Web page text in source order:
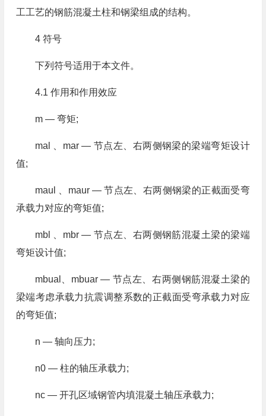
工工艺的钢筋混凝土柱和钢梁组成的结构。
4 符号
下列符号适用于本文件。
4.1 作用和作用效应
m — 弯矩;
mal 、mar — 节点左、右两侧钢梁的梁端弯矩设计
值;
maul 、maur — 节点左、右两侧钢梁的正截面受弯
承载力对应的弯矩值;
mbl 、mbr — 节点左、右两侧钢筋混凝土梁的梁端
弯矩设计值;
mbual、mbuar — 节点左、右两侧钢筋混凝土梁的
梁端考虑承载力抗震调整系数的正截面受弯承载力对应
的弯矩值;
n — 轴向压力;
n0 — 柱的轴压承载力;
nc — 开孔区域钢管内填混凝土轴压承载力;